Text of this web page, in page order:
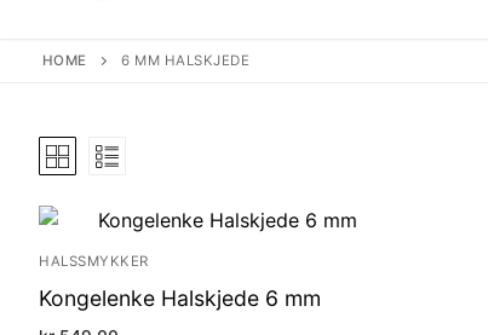
HOME 6 MM HALSKJEDE
HALSSMYKKER
Kongelenke Halskjede 6 mm